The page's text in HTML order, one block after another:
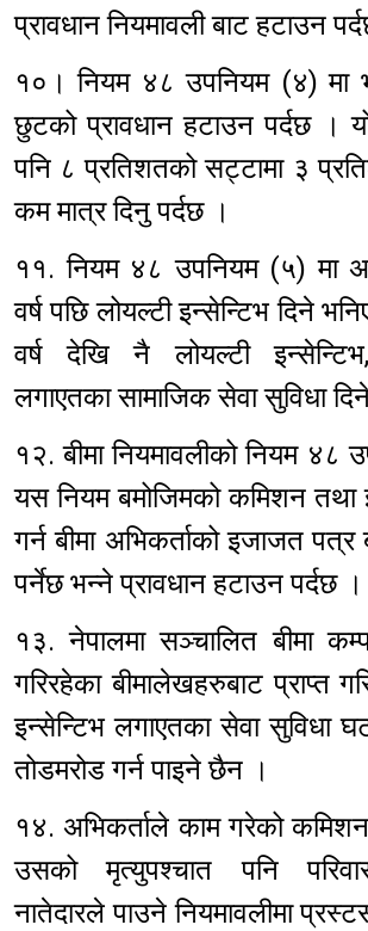
प्रावधान नियमावली बाट हटाउन
१०। नियम ४८ उपनियम (४) मा
छुटको प्रावधान हटाउन पर्दछ ।
पनि ८ प्रतिशतको सट्टामा ३
कम मात्र दिनु पर्दछ ।
११. नियम ४८ उपनियम (५) मा
वर्ष पछि लोयल्टी इन्सेन्टिभ दिने
वर्ष देखि नै लोयल्टी
लगाएतका सामाजिक सेवा सुविधा
१२. बीमा नियमावलीको नियम ४८
यस नियम बमोजिमको कमिशन तथा
गर्न बीमा अभिकर्ताको इजाजत
पर्नेछ भन्ने प्रावधान हटाउन पर्दछ ।
१३. नेपालमा सञ्चालित बीमा
गरिरहेका बीमालेखहरुबाट प्राप्त
इन्सेन्टिभ लगाएतका सेवा सुविधा
तोडमरोड गर्न पाइने छैन ।
१४. अभिकर्ताले काम गरेको
उसको मृत्युपश्चात पनि
नातेदारले पाउने नियमावलीमा